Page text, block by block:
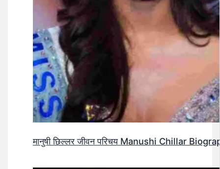
मानुषी छिल्लर जीवन परिचय Manushi Chillar